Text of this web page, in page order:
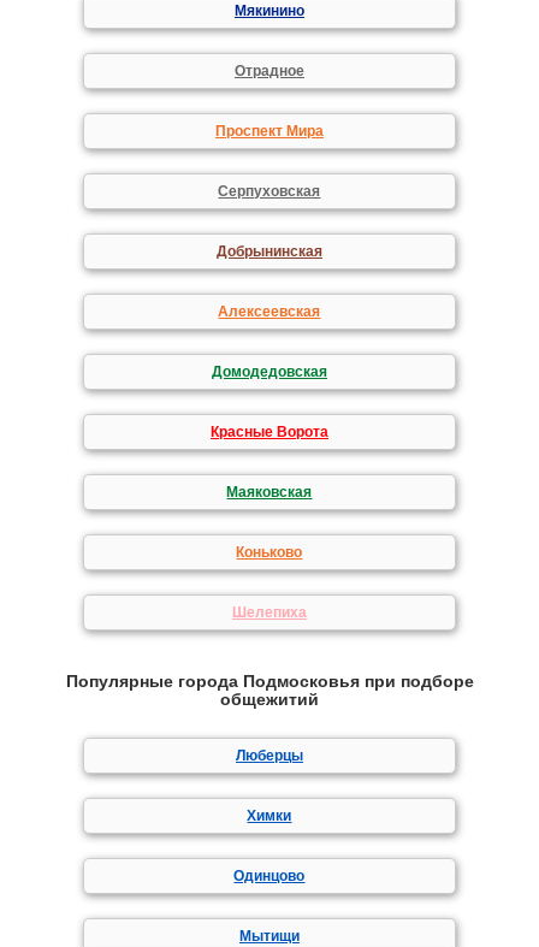
Мякинино
Отрадное
Проспект Мира
Серпуховская
Добрынинская
Алексеевская
Домодедовская
Красные Ворота
Маяковская
Коньково
Шелепиха
Популярные города Подмосковья при подборе
общежитий
Люберцы
Химки
Одинцово
Мытищи